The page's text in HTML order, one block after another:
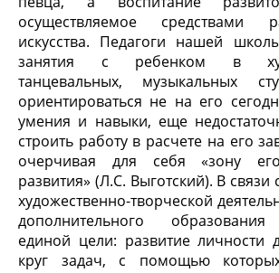
осуществляемое средствами
искусства. Педагоги нашей
занятия с ребенком в
танцевальных, музыкальных
ориентироваться не на его
умения и навыки, еще
строить работу в расчете на его
очерчивая для себя «зону
развития» (Л.С. Выготский). В связи
художественно-творческой
дополнительного
единой цели: развитие личности
круг задач, с помощью